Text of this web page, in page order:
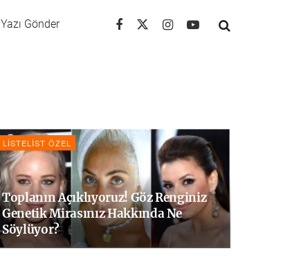
Yazı Gönder
LISTELIST ÖZEL
Toplanın Açıklıyoruz! Göz Renginiz
Genetik Mirasınız Hakkında Ne
Söylüyor?